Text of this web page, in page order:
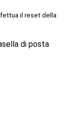
il reset della
di posta